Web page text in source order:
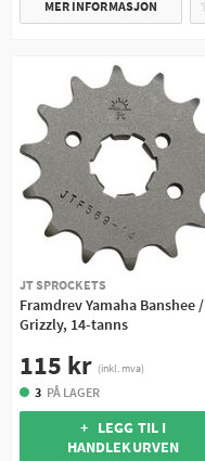
MER INFORMASJON
JT SPROCKETS
Framdrev Yamaha Banshee /
Grizzly, 14-tanns
115 kr (inkl. mva)
3 PÅ LAGER
+ LEGG TIL I
HANDLEKURVEN